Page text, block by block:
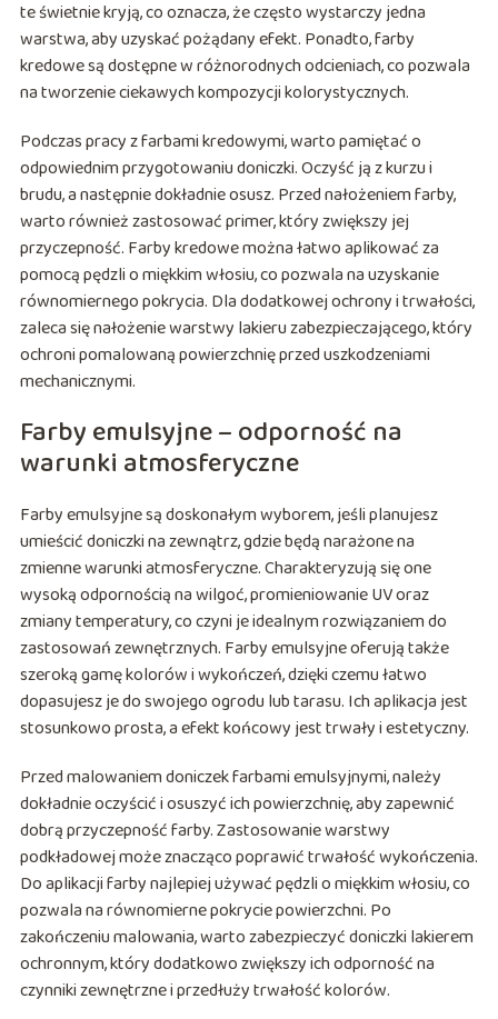
te świetnie kryją, co oznacza, że często wystarczy jedna
warstwa, aby uzyskać pożądany efekt. Ponadto, farby
kredowe są dostępne w różnorodnych odcieniach, co pozwala
na tworzenie ciekawych kompozycji kolorystycznych.
Podczas pracy z farbami kredowymi, warto pamiętać o
odpowiednim przygotowaniu doniczki. Oczyść ją z kurzu i
brudu, a następnie dokładnie osusz. Przed nałożeniem farby,
warto również zastosować primer, który zwiększy jej
przyczepność. Farby kredowe można łatwo aplikować za
pomocą pędzli o miękkim włosiu, co pozwala na uzyskanie
równomiernego pokrycia. Dla dodatkowej ochrony i trwałości,
zaleca się nałożenie warstwy lakieru zabezpieczającego, który
ochroni pomalowaną powierzchnię przed uszkodzeniami
mechanicznymi.
Farby emulsyjne – odporność na
warunki atmosferyczne
Farby emulsyjne są doskonałym wyborem, jeśli planujesz
umieścić doniczki na zewnątrz, gdzie będą narażone na
zmienne warunki atmosferyczne. Charakteryzują się one
wysoką odpornością na wilgoć, promieniowanie UV oraz
zmiany temperatury, co czyni je idealnym rozwiązaniem do
zastosowań zewnętrznych. Farby emulsyjne oferują także
szeroką gamę kolorów i wykończeń, dzięki czemu łatwo
dopasujesz je do swojego ogrodu lub tarasu. Ich aplikacja jest
stosunkowo prosta, a efekt końcowy jest trwały i estetyczny.
Przed malowaniem doniczek farbami emulsyjnymi, należy
dokładnie oczyścić i osuszyć ich powierzchnię, aby zapewnić
dobrą przyczepność farby. Zastosowanie warstwy
podkładowej może znacząco poprawić trwałość wykończenia.
Do aplikacji farby najlepiej używać pędzli o miękkim włosiu, co
pozwala na równomierne pokrycie powierzchni. Po
zakończeniu malowania, warto zabezpieczyć doniczki lakierem
ochronnym, który dodatkowo zwiększy ich odporność na
czynniki zewnętrzne i przedłuży trwałość kolorów.